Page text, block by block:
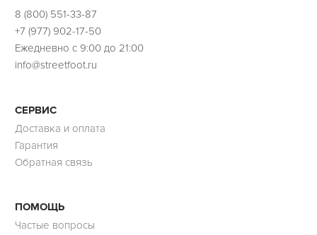
8 (800) 551-33-87
+7 (977) 902-17-50
Ежедневно с 9:00 до 21:00
info@streetfoot.ru
СЕРВИС
Доставка и оплата
Гарантия
Обратная связь
ПОМОЩЬ
Частые вопросы